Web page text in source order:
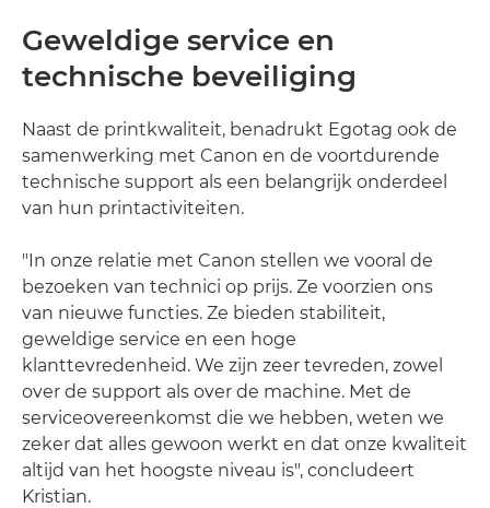
Geweldige service en
technische beveiliging
Naast de printkwaliteit, benadrukt Egotag ook de
samenwerking met Canon en de voortdurende
technische support als een belangrijk onderdeel
van hun printactiviteiten.
"In onze relatie met Canon stellen we vooral de
bezoeken van technici op prijs. Ze voorzien ons
van nieuwe functies. Ze bieden stabiliteit,
geweldige service en een hoge
klanttevredenheid. We zijn zeer tevreden, zowel
over de support als over de machine. Met de
serviceovereenkomst die we hebben, weten we
zeker dat alles gewoon werkt en dat onze kwaliteit
altijd van het hoogste niveau is", concludeert
Kristian.